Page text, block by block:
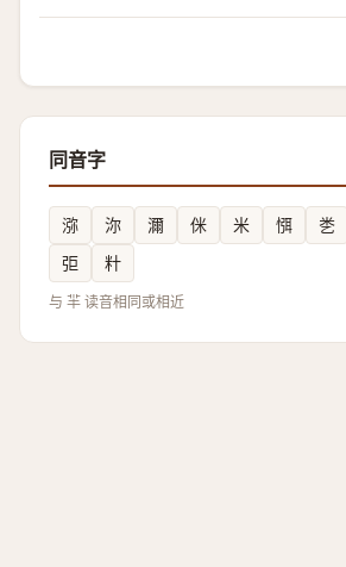
同音字
㳽 沵 濔 侎 米 㥝 㐘
弡
籵
与 羋 读音相同或相近